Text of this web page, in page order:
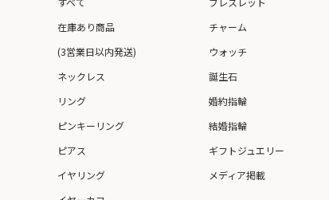
在庫あり商品
(3営業日以内発送)
ネックレス
リング
ピンキーリング
ピアス
イヤリング
チャーム
ウォッチ
誕生石
婚約指輪
結婚指輪
ギフトジュエリー
メディア掲載